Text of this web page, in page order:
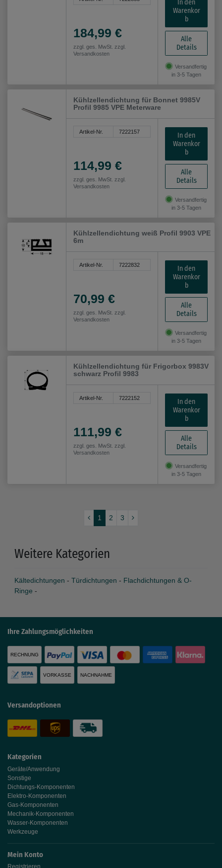
184,99 €
zzgl. ges. MwSt. zzgl.
Versandkosten
In den
Warenkor
b
Alle
Details
Versandfertig
in 3-5 Tagen
Kühlzellendichtung für Bonnet 9985V
Profil 9985 VPE Meterware
Artikel-Nr. 7222157
114,99 €
zzgl. ges. MwSt. zzgl.
Versandkosten
In den
Warenkor
b
Alle
Details
Versandfertig
in 3-5 Tagen
Kühlzellendichtung weiß Profil 9903 VPE
6m
Artikel-Nr. 7222832
70,99 €
zzgl. ges. MwSt. zzgl.
Versandkosten
In den
Warenkor
b
Alle
Details
Versandfertig
in 3-5 Tagen
Kühlzellendichtung für Frigorbox 9983V
schwarz Profil 9983
Artikel-Nr. 7222152
111,99 €
zzgl. ges. MwSt. zzgl.
Versandkosten
In den
Warenkor
b
Alle
Details
Versandfertig
in 3-5 Tagen
1 2 3
Weitere Kategorien
Kältedichtungen - Türdichtungen - Flachdichtungen & O-
Ringe -
Kategorien
Geräte/Anwendung
Sonstige
Dichtungs-Komponenten
Elektro-Komponenten
Gas-Komponenten
Mechanik-Komponenten
Wasser-Komponenten
Werkzeuge
Mein Konto
Ihre Zahlungsmöglichkeiten
RECHNUNG
VORKASSE NACHNAHME
Versandoptionen